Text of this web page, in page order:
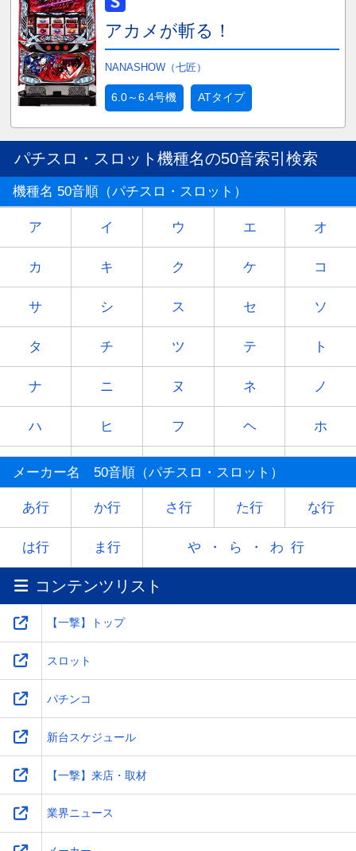
アカメが斬る！
NANASHOW（七匠）
6.0～6.4号機 ATタイプ
パチスロ・スロット機種名の50音索引検索
機種名 50音順（パチスロ・スロット）
ア イ ウ エ オ
カ キ ク ケ コ
サ シ ス セ ソ
タ チ ツ テ ト
ナ ニ ヌ ネ ノ
ハ ヒ フ ヘ ホ
マ ミ ム メ
ヤ - ユ - ヨ
ラ リ レ
ワ -
メーカー名 50音順（パチスロ・スロット）
あ行 か行 さ行 た行 な行
は行 ま行 や・ら・わ行
コンテンツリスト
【一撃】トップ
スロット
パチンコ
新台スケジュール
【一撃】来店・取材
業界ニュース